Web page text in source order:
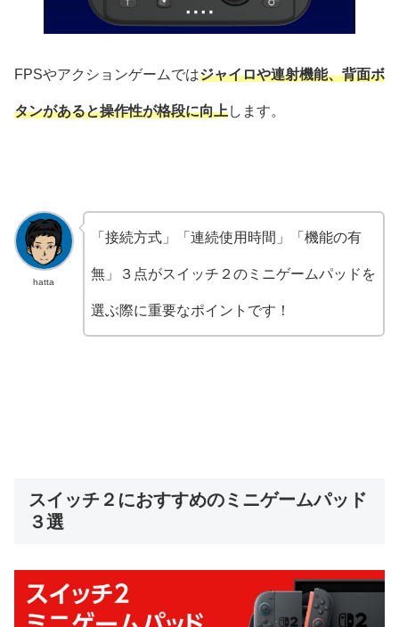
FPSやアクションゲームではジャイロや連射機能、背面ボ
タンがあると操作性が格段に向上します。
hatta
「接続方式」「連続使用時間」「機能の有
無」３点がスイッチ２のミニゲームパッドを
選ぶ際に重要なポイントです！
スイッチ２におすすめのミニゲームパッド
３選